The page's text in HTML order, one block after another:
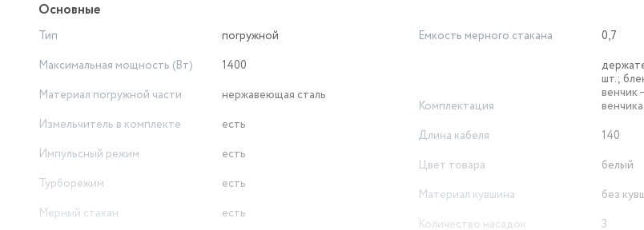
Основные
Тип
погружной
Максимальная мощность (Вт)
1400
Материал погружной части
нержавеющая сталь
Измельчитель в комплекте
есть
Импульсный режим
есть
Турборежим
есть
Мерный стакан
есть
Емкость мерного стакана 0,7
Комплектация
шт.;
венчик
венчика
Длина кабеля
140
Цвет товара
белый
Материал кувшина
без
Количество насадок
3